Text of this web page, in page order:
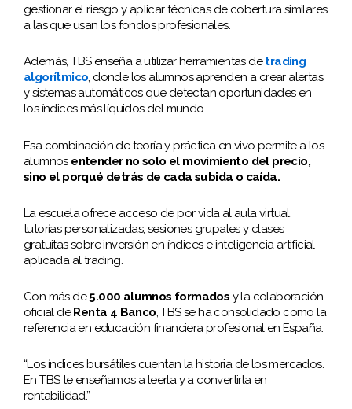
gestionar el riesgo y aplicar técnicas de cobertura similares
a las que usan los fondos profesionales.
Además, TBS enseña a utilizar herramientas detrading
algorítmico, donde los alumnos aprenden a crear alertas
y sistemas automáticos que detectan oportunidades en
los índices más líquidos del mundo.
Esa combinación de teoría y práctica en vivo permite a los
alumnos entender no solo el movimiento del precio,
sino el porqué detrás de cada subida o caída.
La escuela ofrece acceso de por vida al aula virtual,
tutorías personalizadas, sesiones grupales y clases
gratuitas sobre inversión en índices e inteligencia artificial
aplicada al trading.
Con más de5.000 alumnos formados y la colaboración
oficial deRenta 4 Banco, TBS se ha consolidado como la
referencia en educación financiera profesional en España.
“Los índices bursátiles cuentan la historia de los mercados.
En TBS te enseñamos a leerla y a convertirla en
rentabilidad.”